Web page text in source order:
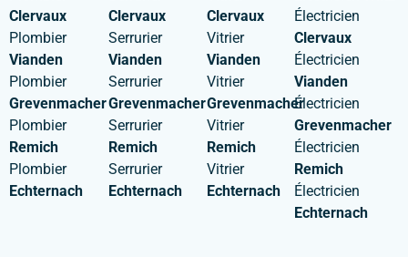
Clervaux
Plombier
Vianden
Plombier
Grevenmacher
Plombier
Remich
Plombier
Echternach
Clervaux
Serrurier
Vianden
Serrurier
Grevenmacher
Serrurier
Remich
Serrurier
Echternach
Clervaux
Vitrier
Vianden
Vitrier
Grevenmacher
Vitrier
Remich
Vitrier
Echternach
Électricien
Clervaux
Électricien
Vianden
Électricien
Grevenmacher
Électricien
Remich
Électricien
Echternach